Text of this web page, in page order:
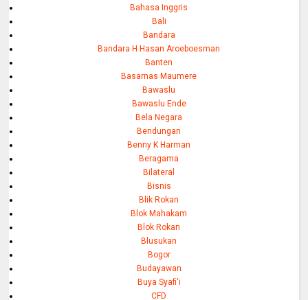
Bahasa Inggris
Bali
Bandara
Bandara H Hasan Aroeboesman
Banten
Basarnas Maumere
Bawaslu
Bawaslu Ende
Bela Negara
Bendungan
Benny K Harman
Beragama
Bilateral
Bisnis
Blik Rokan
Blok Mahakam
Blok Rokan
Blusukan
Bogor
Budayawan
Buya Syafi'i
CFD